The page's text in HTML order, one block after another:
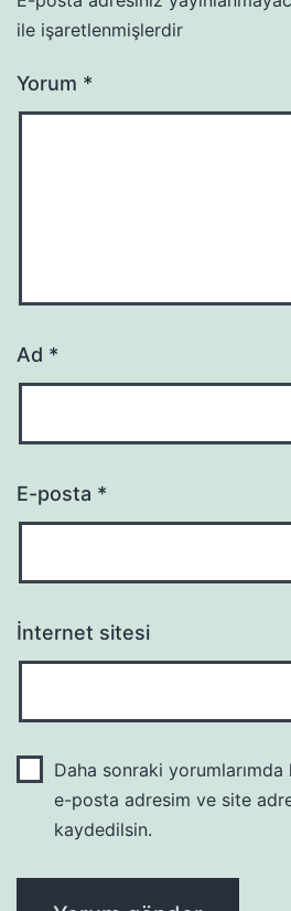
ile işaretlenmişlerdir
Yorum *
Ad *
E-posta *
İnternet sitesi
Daha sonraki yorumlarımda
e-posta adresim ve site
kaydedilsin.